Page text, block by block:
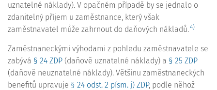
uznatelné náklady). V opačném případě by se jednalo o
zdanitelný příjem u zaměstnance, který však
zaměstnavatel může zahrnout do daňových nákladů.4)
Zaměstnaneckými výhodami z pohledu zaměstnavatele se
zabývá § 24 ZDP (daňově uznatelné náklady) a § 25 ZDP
(daňově neuznatelné náklady). Většinu zaměstnaneckých
benefitů upravuje § 24 odst. 2 písm. j) ZDP, podle něhož